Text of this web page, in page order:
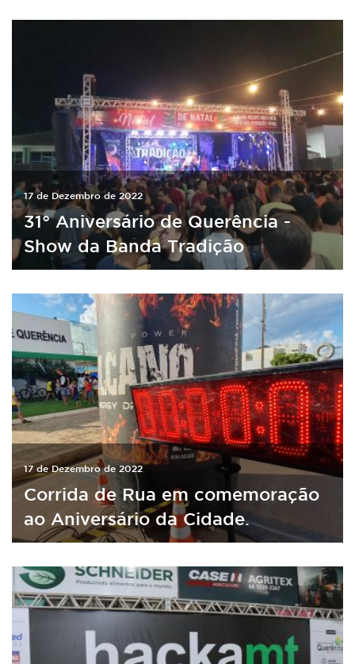
17 de Dezembro de 2022
31° Aniversário de Querência -
Show da Banda Tradição
17 de Dezembro de 2022
Corrida de Rua em comemoração
ao Aniversário da Cidade.